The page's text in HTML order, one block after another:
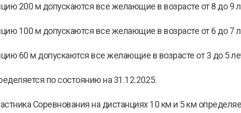
200 м допускаются все желающие в возрасте от 8 до 9
100 м допускаются все желающие в возрасте от 6 до 7
60 м допускаются все желающие в возрасте от 3 до 5
по состоянию на 31.12.2025.
Соревнования на дистанциях 10 км и 5 км